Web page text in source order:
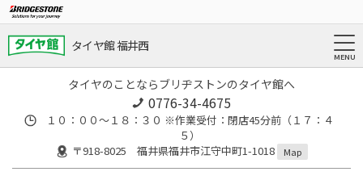
タイヤ館 福井西
タイヤのことならブリヂストンのタイヤ館へ
0776-34-4675
１０：００～１８：３０ ※作業受付：閉店45分前（１７：４
５）
〒918-8025 福井県福井市江守中町1-1018
Map